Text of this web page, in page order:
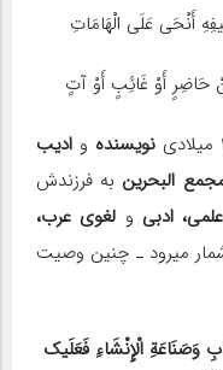
أَنْحَى عَلَى الْهَامَاتِ
أَوْ غَائِبٍ أَوْ آتٍ
نویسنده و ادیب
البحرین به فرزندش
ادبی و لغوی عرب،
به شمار می‎رود ـ چنین وصیت
وَصَنَاعَةِ الْإِنْشَاءِ فَعَلَیک